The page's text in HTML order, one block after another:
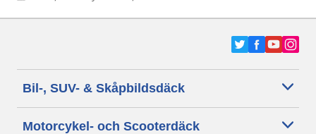
Bil-, SUV- & Skåpbildsdäck
Motorcykel- och Scooterdäck